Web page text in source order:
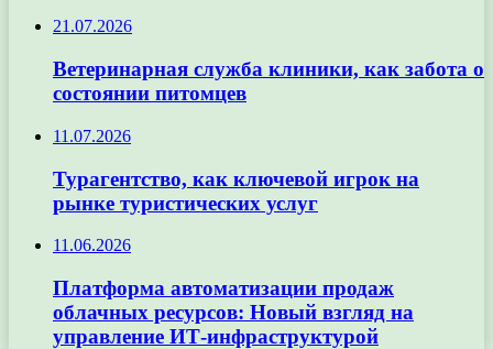
21.07.2026
Ветеринарная служба клиники, как забота о
состоянии питомцев
11.07.2026
Турагентство, как ключевой игрок на
рынке туристических услуг
11.06.2026
Платформа автоматизации продаж
облачных ресурсов: Новый взгляд на
управление ИТ-инфраструктурой